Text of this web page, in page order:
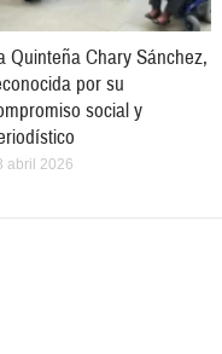
Quinteña Chary Sánchez,
por su
social y
abril 2026